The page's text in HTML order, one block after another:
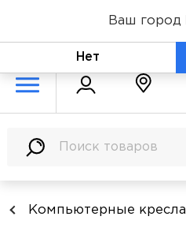
Компьютерные кресла
Ваш город
Нет